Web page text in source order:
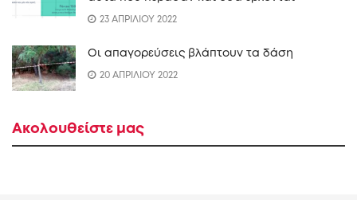
23 ΑΠΡΙΛΙΟΥ 2022
Οι απαγορεύσεις βλάπτουν τα δάση
20 ΑΠΡΙΛΙΟΥ 2022
Ακολουθείστε μας